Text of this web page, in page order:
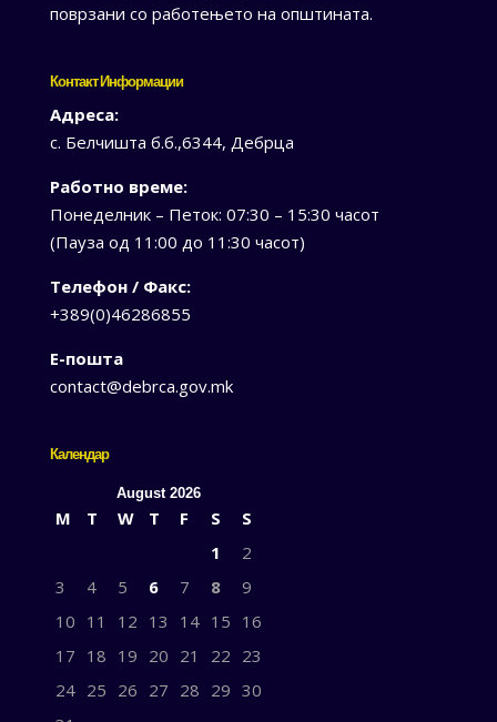
поврзани со работењето на општината.
Контакт Информации
Адреса:
с. Белчишта б.б.,6344, Дебрца
Работно време:
Понеделник – Петок: 07:30 – 15:30 часот
(Пауза од 11:00 до 11:30 часот)
Телефон / Факс:
+389(0)46286855
Е-пошта
contact@debrca.gov.mk
Календар
August 2026
M T W T F S
S
1
2
3
4 5 6 7 8
9
10 11 12 13 14 15 16
17 18 19 20 21 22 23
24 25 26 27 28 29 30